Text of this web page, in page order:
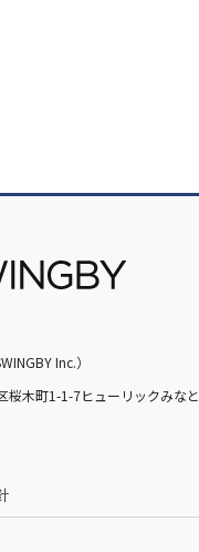
Inc.）
桜木町1-1-7ヒューリックみなと